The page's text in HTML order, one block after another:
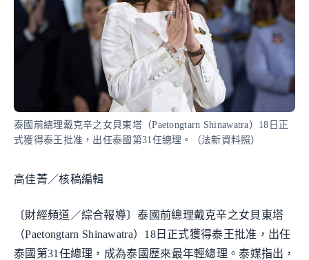
泰國前總理戴克辛之女貝東塔（Paetongtarn Shinawatra）18日正
式獲得泰王批准，出任泰國第31任總理。（法新資料照）
高佳菁／核稿編輯
〔財經頻道／綜合報導〕泰國前總理戴克辛之女貝東塔
（Paetongtarn Shinawatra）18日正式獲得泰王批准，出任
泰國第31任總理，成為泰國歷來最年輕總理。泰媒指出，